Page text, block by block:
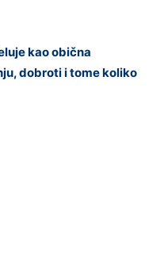
kao obična
dobroti i tome koliko